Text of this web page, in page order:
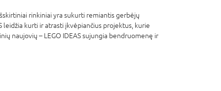
rinkiniai yra sukurti remiantis gerbėjų
leidžia kurti ir atrasti įkvėpiančius projektus, kurie
naujovių – LEGO IDEAS sujungia bendruomenę ir